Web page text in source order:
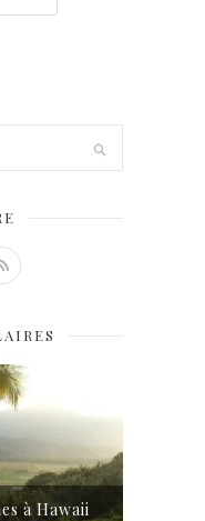
à Hawaii